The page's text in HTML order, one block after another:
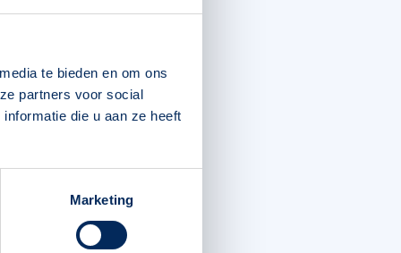
te bieden en om ons
partners voor social
die u aan ze heeft
Marketing